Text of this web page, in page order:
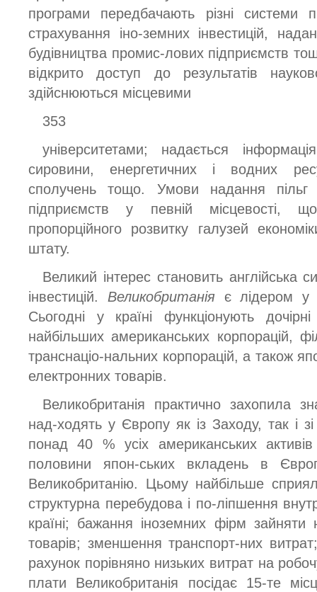
програми передбачають різні системи
страхування іно-земних інвестицій,
будівництва промис-лових підприємств
відкрито доступ до результатів
здійснюються місцевими
353
університетами; надається
сировини, енергетичних і водних
сполучень тощо. Умови надання пільг
підприємств у певній місцевості,
пропорційного розвитку галузей
штату.
Великий інтерес становить англійська
інвестицій. Великобританія є лідером у
Сьогодні у країні функціонують
найбільших американських корпорацій,
транснаціо-нальних корпорацій, а також
електронних товарів.
Великобританія практично захопила
над-ходять у Європу як із Заходу, так і
понад 40 % усіх американських
половини япон-ських вкладень в
Великобританію. Цьому найбільше
структурна перебудова і по-ліпшення
країні; бажання іноземних фірм зайняти
товарів; зменшення транспорт-них
рахунок порівняно низьких витрат на
плати Великобританія посідає 15-те